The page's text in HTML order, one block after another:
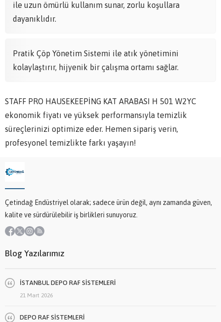
ile uzun ömürlü kullanım sunar, zorlu koşullara
dayanıklıdır.
Pratik Çöp Yönetim Sistemi ile atık yönetimini
kolaylaştırır, hijyenik bir çalışma ortamı sağlar.
STAFF PRO HAUSEKEEPİNG KAT ARABASI H 501 W2YC
ekonomik fiyatı ve yüksek performansıyla temizlik
süreçlerinizi optimize eder. Hemen sipariş verin,
profesyonel temizlikte farkı yaşayın!
Çetindağ Endüstriyel olarak; sadece ürün değil, aynı zamanda güven,
kalite ve sürdürülebilir iş birlikleri sunuyoruz.
Blog Yazılarımız
İSTANBUL DEPO RAF SİSTEMLERİ
21 Mart 2026
DEPO RAF SİSTEMLERİ